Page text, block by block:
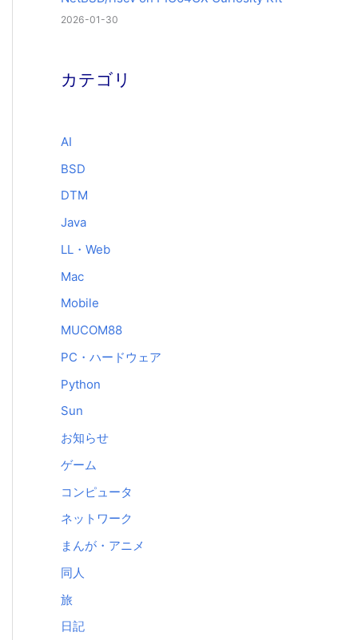
2026-01-30
カテゴリ
AI
BSD
DTM
Java
LL・Web
Mac
Mobile
MUCOM88
PC・ハードウェア
Python
Sun
お知らせ
ゲーム
コンピュータ
ネットワーク
まんが・アニメ
同人
旅
日記